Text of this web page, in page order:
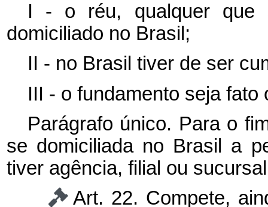
I - o réu, qualquer que
domiciliado no Brasil;
II - no Brasil tiver de ser
III - o fundamento seja
Parágrafo único. Para o
se domiciliada no Brasil a
tiver agência, filial ou
Art. 22. Compete,